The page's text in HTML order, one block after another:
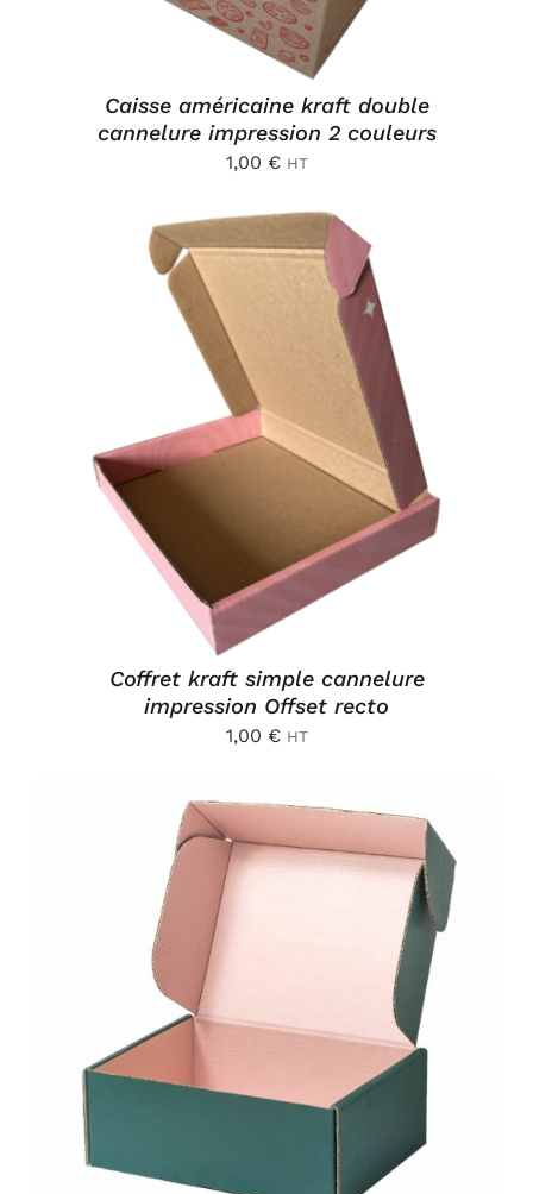
Caisse américaine kraft double
cannelure impression 2 couleurs
1,00 € HT
AJOUTER AU PANIER
DÉTAILS
Coffret kraft simple cannelure
impression Offset recto
1,00 € HT
AJOUTER AU PANIER